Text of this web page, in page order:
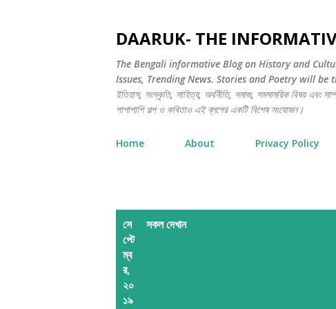
DAARUK- THE
The Bengali informative Blog on History and
Issues, Trending News. Stories and Poetry will be
ইতিহাস, সংস্কৃতি, সাহিত্য, অর্থনীতি, সমাজ, সমসাময়িক বিষয় এবং
পাশাপাশি গল্প ও কবিতাও এই ব্লগের একটি বিশেষ সংযোজন।
Home About Privacy Policy
সে
প্টে
ম্ব
র,
২০
১৯
সকল দেখান